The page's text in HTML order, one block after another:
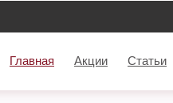
Главная Акции Статьи